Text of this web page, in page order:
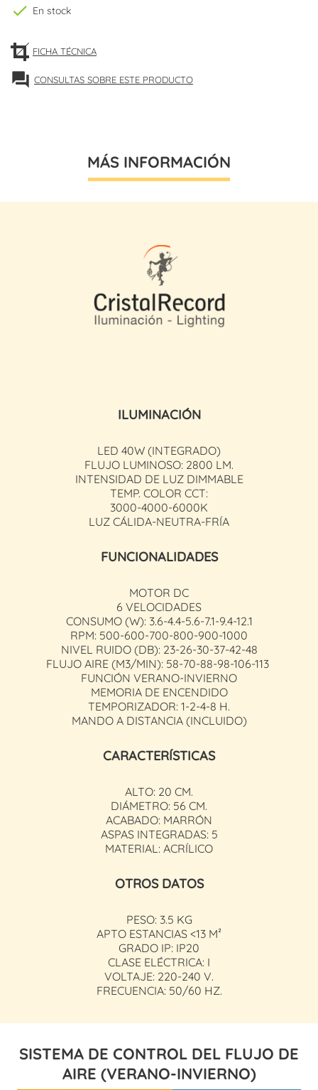
check En stock
FICHA TÉCNICA
forum CONSULTAS SOBRE ESTE PRODUCTO
MÁS INFORMACIÓN
ILUMINACIÓN
LED 40W (INTEGRADO)
FLUJO LUMINOSO: 2800 LM.
INTENSIDAD DE LUZ DIMMABLE
TEMP. COLOR CCT:
3000-4000-6000K
LUZ CÁLIDA-NEUTRA-FRÍA
FUNCIONALIDADES
MOTOR DC
6 VELOCIDADES
CONSUMO (W): 3.6-4.4-5.6-7.1-9.4-12.1
RPM: 500-600-700-800-900-1000
NIVEL RUIDO (DB): 23-26-30-37-42-48
FLUJO AIRE (M3/MIN): 58-70-88-98-106-113
FUNCIÓN VERANO-INVIERNO
MEMORIA DE ENCENDIDO
TEMPORIZADOR: 1-2-4-8 H.
MANDO A DISTANCIA (INCLUIDO)
CARACTERÍSTICAS
ALTO: 20 CM.
DIÁMETRO: 56 CM.
ACABADO: MARRÓN
ASPAS INTEGRADAS: 5
MATERIAL: ACRÍLICO
OTROS DATOS
PESO: 3.5 KG
APTO ESTANCIAS <13 M²
GRADO IP: IP20
CLASE ELÉCTRICA: I
VOLTAJE: 220-240 V.
FRECUENCIA: 50/60 HZ.
SISTEMA DE CONTROL DEL FLUJO DE
AIRE (VERANO-INVIERNO)